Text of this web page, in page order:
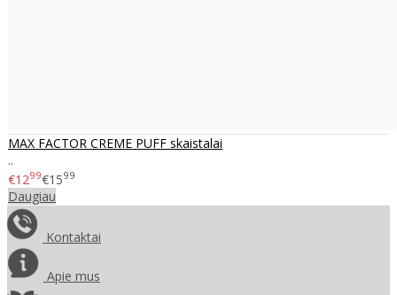
MAX FACTOR CREME PUFF skaistalai
..
€1299€1599
Daugiau
Kontaktai
Apie mus